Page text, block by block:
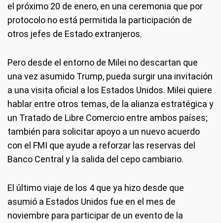
el próximo 20 de enero, en una ceremonia que por
protocolo no está permitida la participación de
otros jefes de Estado extranjeros.
Pero desde el entorno de Milei no descartan que
una vez asumido Trump, pueda surgir una invitación
a una visita oficial a los Estados Unidos. Milei quiere
hablar entre otros temas, de la alianza estratégica y
un Tratado de Libre Comercio entre ambos países;
también para solicitar apoyo a un nuevo acuerdo
con el FMI que ayude a reforzar las reservas del
Banco Central y la salida del cepo cambiario.
El último viaje de los 4 que ya hizo desde que
asumió a Estados Unidos fue en el mes de
noviembre para participar de un evento de la